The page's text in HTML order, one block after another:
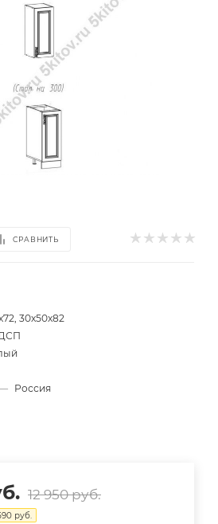
СРАВНИТЬ
30х50х82
Россия
12 950руб.
руб.